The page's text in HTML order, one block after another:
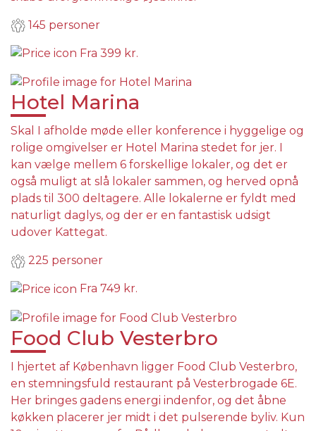
145 personer
Fra 399 kr.
Hotel Marina
Skal I afholde møde eller konference i hyggelige og
rolige omgivelser er Hotel Marina stedet for jer. I
kan vælge mellem 6 forskellige lokaler, og det er
også muligt at slå lokaler sammen, og herved opnå
plads til 300 deltagere. Alle lokalerne er fyldt med
naturligt daglys, og der er en fantastisk udsigt
udover Kattegat.
225 personer
Fra 749 kr.
Food Club Vesterbro
I hjertet af København ligger Food Club Vesterbro,
en stemningsfuld restaurant på Vesterbrogade 6E.
Her bringes gadens energi indenfor, og det åbne
køkken placerer jer midt i det pulserende byliv. Kun